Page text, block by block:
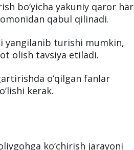
bo‘yicha yakuniy qaror har
qabul qilinadi.
yangilanib turishi mumkin,
olish tavsiya etiladi.
o‘qilgan fanlar
kerak.
ko‘chirish jarayoni